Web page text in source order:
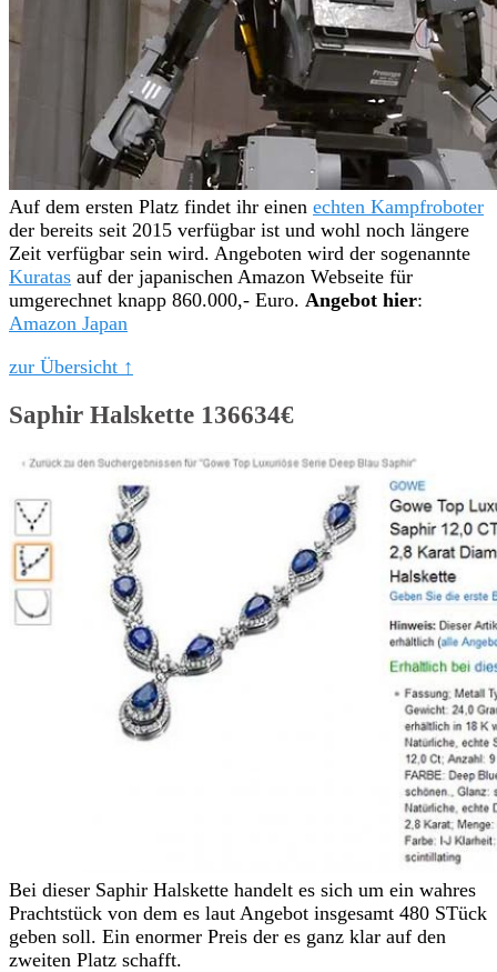
Auf dem ersten Platz findet ihr einen echten Kampfroboter
der bereits seit 2015 verfügbar ist und wohl noch längere
Zeit verfügbar sein wird. Angeboten wird der sogenannte
Kuratas auf der japanischen Amazon Webseite für
umgerechnet knapp 860.000,- Euro. Angebot hier:
Amazon Japan
zur Übersicht ↑
Saphir Halskette 136634€
Bei dieser Saphir Halskette handelt es sich um ein wahres
Prachtstück von dem es laut Angebot insgesamt 480 STück
geben soll. Ein enormer Preis der es ganz klar auf den
zweiten Platz schafft.